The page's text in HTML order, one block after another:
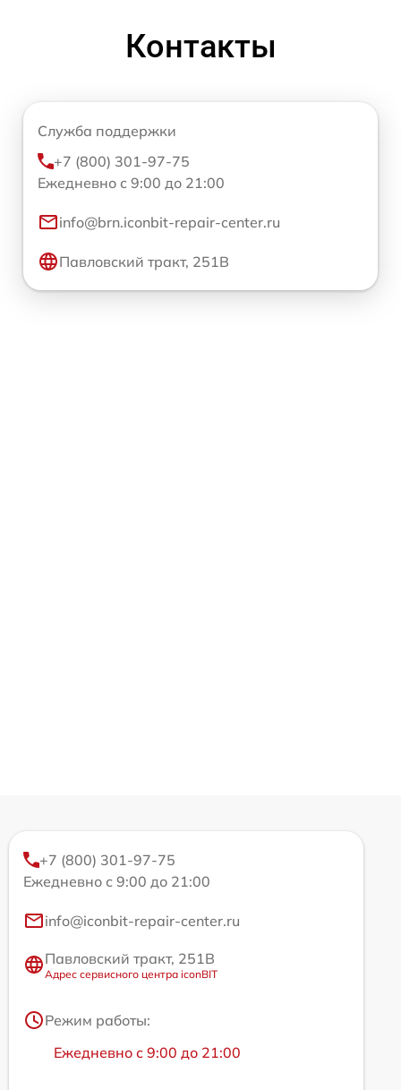
Контакты
Служба поддержки
+7 (800) 301-97-75
Ежедневно с 9:00 до 21:00
info@brn.iconbit-repair-center.ru
Павловский тракт, 251В
+7 (800) 301-97-75
Ежедневно с 9:00 до 21:00
info@iconbit-repair-center.ru
Павловский тракт, 251В
Адрес сервисного центра iconBIT
Режим работы:
Ежедневно с 9:00 до 21:00